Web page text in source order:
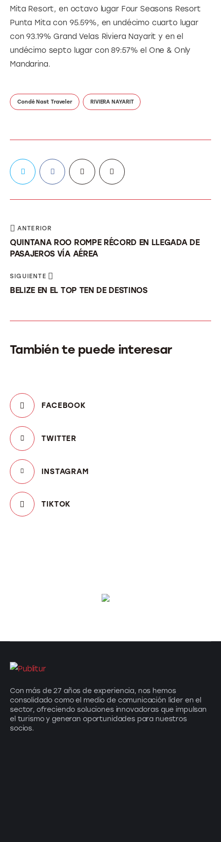
Mita Resort, en octavo lugar Four Seasons Resort
Punta Mita con 95.59%, en undécimo cuarto lugar
con 93.19% Grand Velas Riviera Nayarit y en el
undécimo septo lugar con 89:57% el One & Only
Mandarina.
Condé Nast Traveler RIVIERA NAYARIT
ANTERIOR
QUINTANA ROO ROMPE RÉCORD EN LLEGADA DE
PASAJEROS VÍA AÉREA
SIGUIENTE
BELIZE EN EL TOP TEN DE DESTINOS
También te puede interesar
FACEBOOK
TWITTER
INSTAGRAM
TIKTOK
Con más de 27 años de experiencia, nos hemos
consolidado como el medio de comunicación líder en el
sector, ofreciendo soluciones innovadoras que impulsan
el turismo y generan oportunidades para nuestros
socios.